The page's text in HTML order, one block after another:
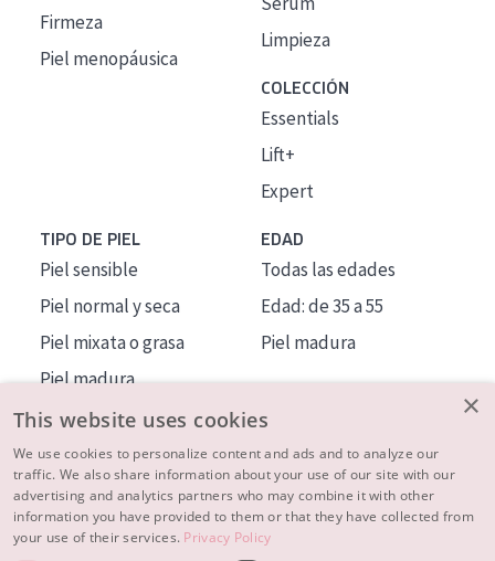
Firmeza
Piel menopáusica
Limpieza
COLECCIÓN
Essentials
Lift+
Expert
TIPO DE PIEL
Piel sensible
Piel normal y seca
Piel mixata o grasa
Piel madura
Piel expuesta al sol
Piel menopáusica
EDAD
Todas las edades
Edad: de 35 a 55
Piel madura
MÁS SOBRE NOSOTROS
INSPIRACIÓN
×
This website uses cookies
We use cookies to personalize content and ads and to analyze our
traffic. We also share information about your use of our site with our
advertising and analytics partners who may combine it with other
information you have provided to them or that they have collected from
your use of their services. Privacy Policy